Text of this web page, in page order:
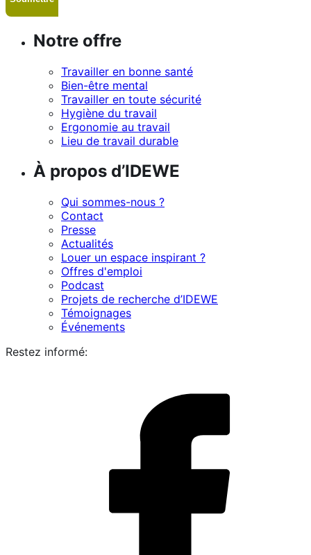
Notre offre
Travailler en bonne santé
Bien-être mental
Travailler en toute sécurité
Hygiène du travail
Ergonomie au travail
Lieu de travail durable
À propos d’IDEWE
Qui sommes-nous ?
Contact
Presse
Actualités
Louer un espace inspirant ?
Offres d'emploi
Podcast
Projets de recherche d’IDEWE
Témoignages
Événements
Restez informé: